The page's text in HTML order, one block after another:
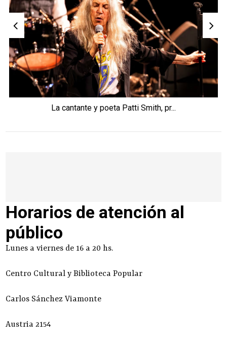
La cantante y poeta Patti Smith, pr...
Horarios de atención al
público
Lunes a viernes de 16 a 20 hs.
Centro Cultural y Biblioteca Popular
Carlos Sánchez Viamonte
Austria 2154